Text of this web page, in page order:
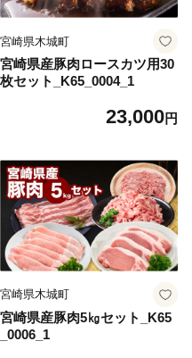
宮崎県木城町
宮崎県産豚肉ロースカツ用30
枚セット_K65_0004_1
23,000円
宮崎県木城町
宮崎県産豚肉5㎏セット_K65
_0006_1